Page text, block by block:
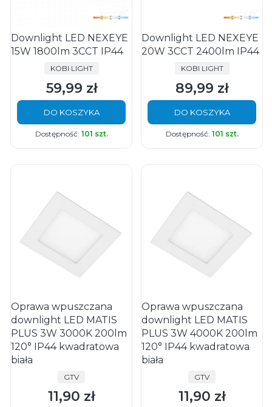
Downlight LED NEXEYE
15W 1800lm 3CCT IP44
PRODUCENT
KOBI LIGHT
Cena
59,99 zł
DO KOSZYKA
Dostępność: 101 szt.
Downlight LED NEXEYE
20W 3CCT 2400lm IP44
PRODUCENT
KOBI LIGHT
Cena
89,99 zł
DO KOSZYKA
Dostępność: 101 szt.
Oprawa wpuszczana
downlight LED MATIS
PLUS 3W 3000K 200lm
120° IP44 kwadratowa
biała
PRODUCENT
GTV
Cena
11,90 zł
Oprawa wpuszczana
downlight LED MATIS
PLUS 3W 4000K 200lm
120° IP44 kwadratowa
biała
PRODUCENT
GTV
Cena
11,90 zł